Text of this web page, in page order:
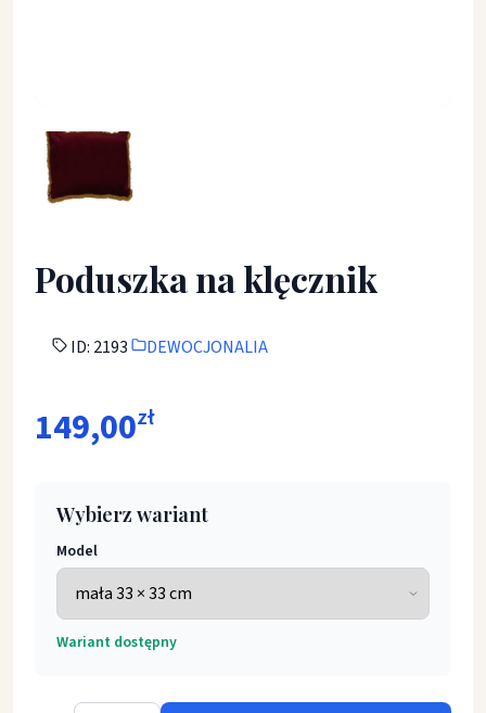
Poduszka na klęcznik
ID: 2193 DEWOCJONALIA
149,00zł
Wybierz wariant
Model
Wariant dostępny